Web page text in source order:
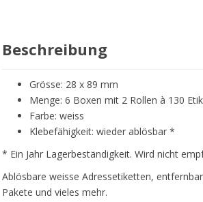
Beschreibung
Grösse: 28 x 89 mm
Menge: 6 Boxen mit 2 Rollen à 130
Farbe: weiss
Klebefähigkeit: wieder ablösbar *
* Ein Jahr Lagerbeständigkeit. Wird nicht
Ablösbare weisse Adressetiketten,
Pakete und vieles mehr.